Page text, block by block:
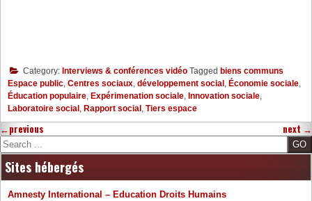
Category: Interviews & conférences vidéo Tagged biens communs
Espace public Centres sociaux développement social Économie sociale
Éducation populaire Expérimenation sociale Innovation sociale
Laboratoire social Rapport social Tiers espace
←previous next →
Search
Sites hébergés
Amnesty International – Education Droits Humains